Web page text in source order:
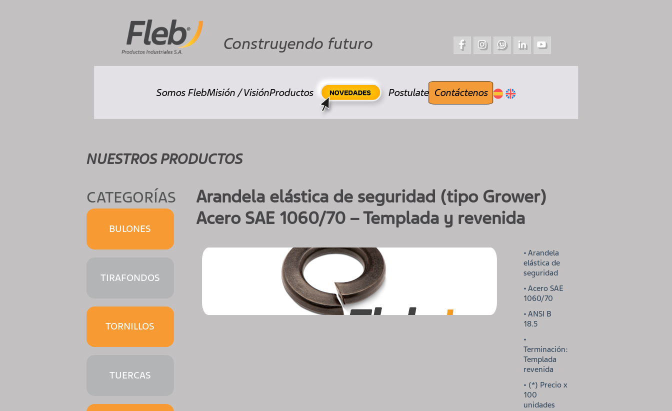
Construyendo futuro
Somos FlebMisión / VisiónProductos Postulate Contáctenos
NUESTROS PRODUCTOS
CATEGORÍAS
BULONES
TIRAFONDOS
TORNILLOS
TUERCAS
Arandela elástica de seguridad (tipo Grower)
Acero SAE 1060/70 – Templada y revenida
• Arandela
elástica de
seguridad
• Acero SAE
1060/70
• ANSI B
18.5
•
Terminación:
Templada
revenida
• (*) Precio x
100
unidades